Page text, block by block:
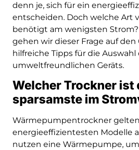
denn je, sich für ein
entscheiden. Doch welche Art
benötigt am wenigsten
gehen wir dieser Frage auf
hilfreiche Tipps für die Auswahl
umweltfreundlichen Geräts.
Welcher Trockner ist
sparsamste im
Wärmepumpentrockner
energieeffizientesten Modelle
nutzen eine Wärmepumpe,